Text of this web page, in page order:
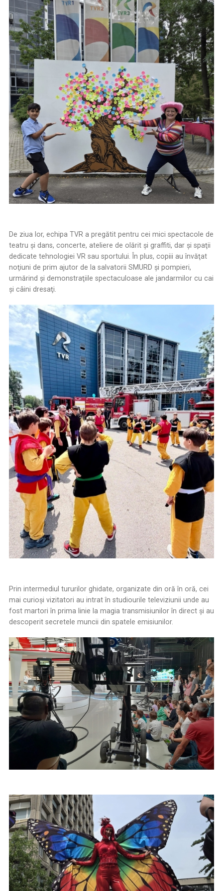
De ziua lor, echipa TVR a pregătit pentru cei mici spectacole de
teatru şi dans, concerte, ateliere de olărit și graffiti, dar şi spaţii
dedicate tehnologiei VR sau sportului. În plus, copiii au învăţat
noţiuni de prim ajutor de la salvatorii SMURD şi pompieri,
urmărind şi demonstraţiile spectaculoase ale jandarmilor cu cai
şi câini dresaţi.
Prin intermediul tururilor ghidate, organizate din oră în oră, cei
mai curioşi vizitatori au intrat în studiourile televiziunii unde au
fost martori în prima linie la magia transmisiunilor în direct şi au
descoperit secretele muncii din spatele emisiunilor.